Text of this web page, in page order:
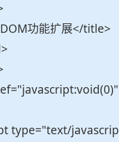
功能扩展</title>
type="text/